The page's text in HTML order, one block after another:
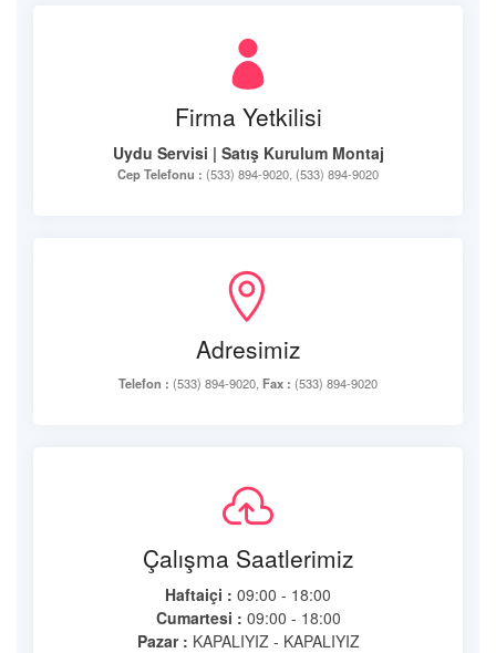
Firma Yetkilisi
Uydu Servisi | Satış Kurulum Montaj
Cep Telefonu : (533) 894-9020, (533) 894-9020
Adresimiz
Telefon : (533) 894-9020, Fax : (533) 894-9020
Çalışma Saatlerimiz
Haftaiçi : 09:00 - 18:00
Cumartesi : 09:00 - 18:00
Pazar : KAPALIYIZ - KAPALIYIZ